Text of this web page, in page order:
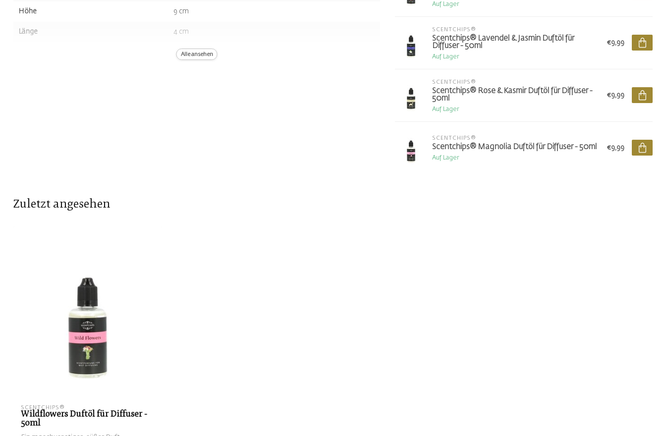
Höhe 9 cm
Länge 4 cm
500 ml
Alle ansehen
Auf Lager
SCENTCHIPS®
Scentchips® Lavendel & Jasmin Duftöl für
Diffuser - 50ml
Auf Lager
€9,99
SCENTCHIPS®
Scentchips® Rose & Kasmir Duftöl für Diffuser -
50ml
Auf Lager
€9,99
SCENTCHIPS®
Scentchips® Magnolia Duftöl für Diffuser - 50ml
Auf Lager
€9,99
Zuletzt angesehen
SCENTCHIPS®
Wildflowers Duftöl für Diffuser -
50ml